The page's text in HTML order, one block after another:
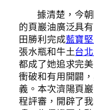
據清楚，今
的頁巖油廣泛具
田勝利完成藍寶
張水瓶和牛土台
都成了她追求完
衝破和有用開闢
義。本次濟陽頁
程評審，開辟了